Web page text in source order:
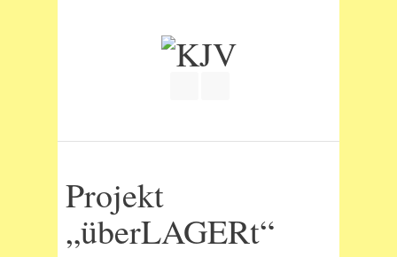
Projekt
„überLAGERt“